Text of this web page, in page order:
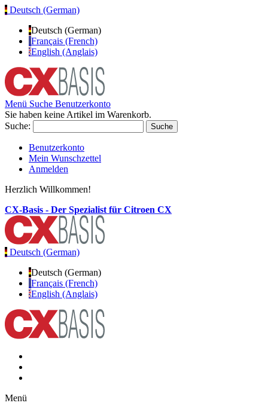
Deutsch (German)
Deutsch (German)
Français (French)
English (Anglais)
Menü Suche Benutzerkonto
Sie haben keine Artikel im Warenkorb.
Suche:
Suche
Benutzerkonto
Mein Wunschzettel
Anmelden
Herzlich Willkommen!
CX-Basis - Der Spezialist für Citroen CX
Deutsch (German)
Deutsch (German)
Français (French)
English (Anglais)
Menü